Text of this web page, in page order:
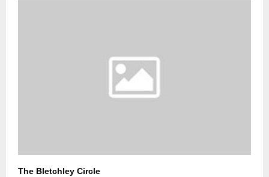
The Bletchley Circle